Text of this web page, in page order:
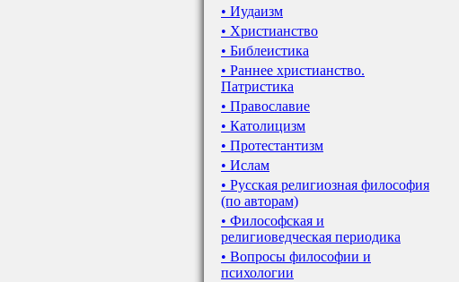
• Иудаизм
• Христианство
• Библеистика
• Раннее христианство.
Патристика
• Православие
• Католицизм
• Протестантизм
• Ислам
• Русская религиозная философия
(по авторам)
• Философская и
религиоведческая периодика
• Вопросы философии и
психологии